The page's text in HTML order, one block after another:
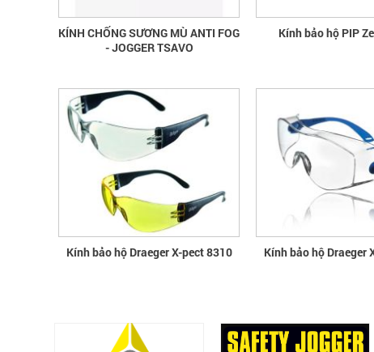
KÍNH CHỐNG SƯƠNG MÙ ANTI FOG
- JOGGER TSAVO
Kính bảo hộ PIP
Kính bảo hộ Draeger X-pect 8310 Kính bảo hộ Draeger